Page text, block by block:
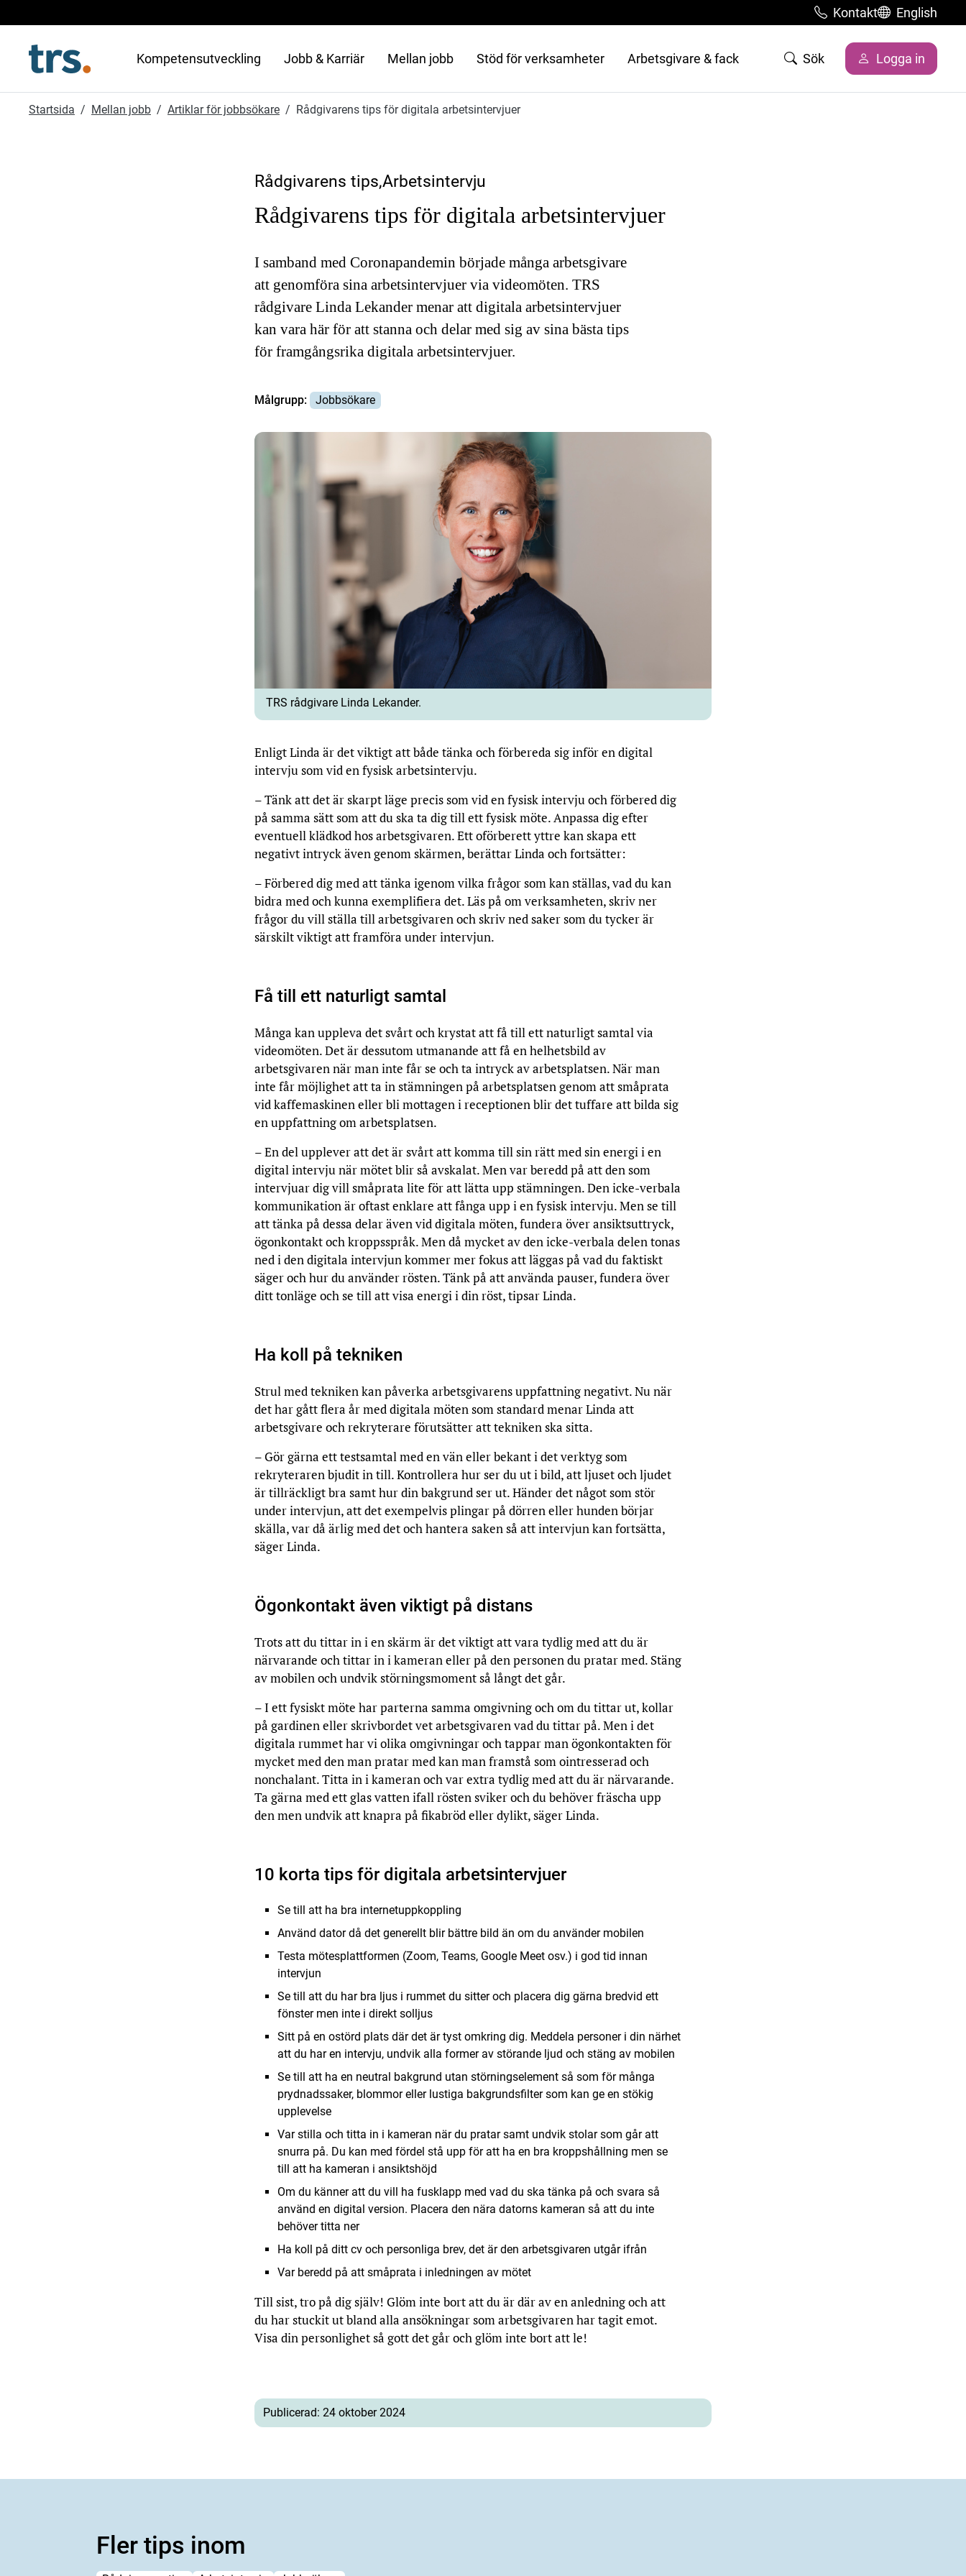
Kontakt English
Kompetensutveckling Jobb & Karriär Mellan jobb Stöd för verksamheter Arbetsgivare & fack Sök Logga in
Startsida Mellan jobb Artiklar för jobbsökare Rådgivarens tips för digitala arbetsintervjuer
Rådgivarens tips,Arbetsintervju
Rådgivarens tips för digitala arbetsintervjuer
I samband med Coronapandemin började många arbetsgivare
att genomföra sina arbetsintervjuer via videomöten. TRS
rådgivare Linda Lekander menar att digitala arbetsintervjuer
kan vara här för att stanna och delar med sig av sina bästa tips
för framgångsrika digitala arbetsintervjuer.
Målgrupp: Jobbsökare
TRS rådgivare Linda Lekander.
Enligt Linda är det viktigt att både tänka och förbereda sig inför en digital
intervju som vid en fysisk arbetsintervju.
– Tänk att det är skarpt läge precis som vid en fysisk intervju och förbered dig
på samma sätt som att du ska ta dig till ett fysisk möte. Anpassa dig efter
eventuell klädkod hos arbetsgivaren. Ett oförberett yttre kan skapa ett
negativt intryck även genom skärmen, berättar Linda och fortsätter:
– Förbered dig med att tänka igenom vilka frågor som kan ställas, vad du kan
bidra med och kunna exemplifiera det. Läs på om verksamheten, skriv ner
frågor du vill ställa till arbetsgivaren och skriv ned saker som du tycker är
särskilt viktigt att framföra under intervjun.
Få till ett naturligt samtal
Många kan uppleva det svårt och krystat att få till ett naturligt samtal via
videomöten. Det är dessutom utmanande att få en helhetsbild av
arbetsgivaren när man inte får se och ta intryck av arbetsplatsen. När man
inte får möjlighet att ta in stämningen på arbetsplatsen genom att småprata
vid kaffemaskinen eller bli mottagen i receptionen blir det tuffare att bilda sig
en uppfattning om arbetsplatsen.
– En del upplever att det är svårt att komma till sin rätt med sin energi i en
digital intervju när mötet blir så avskalat. Men var beredd på att den som
intervjuar dig vill småprata lite för att lätta upp stämningen. Den icke-verbala
kommunikation är oftast enklare att fånga upp i en fysisk intervju. Men se till
att tänka på dessa delar även vid digitala möten, fundera över ansiktsuttryck,
ögonkontakt och kroppsspråk. Men då mycket av den icke-verbala delen tonas
ned i den digitala intervjun kommer mer fokus att läggas på vad du faktiskt
säger och hur du använder rösten. Tänk på att använda pauser, fundera över
ditt tonläge och se till att visa energi i din röst, tipsar Linda.
Ha koll på tekniken
Strul med tekniken kan påverka arbetsgivarens uppfattning negativt. Nu när
det har gått flera år med digitala möten som standard menar Linda att
arbetsgivare och rekryterare förutsätter att tekniken ska sitta.
– Gör gärna ett testsamtal med en vän eller bekant i det verktyg som
rekryteraren bjudit in till. Kontrollera hur ser du ut i bild, att ljuset och ljudet
är tillräckligt bra samt hur din bakgrund ser ut. Händer det något som stör
under intervjun, att det exempelvis plingar på dörren eller hunden börjar
skälla, var då ärlig med det och hantera saken så att intervjun kan fortsätta,
säger Linda.
Ögonkontakt även viktigt på distans
Trots att du tittar in i en skärm är det viktigt att vara tydlig med att du är
närvarande och tittar in i kameran eller på den personen du pratar med. Stäng
av mobilen och undvik störningsmoment så långt det går.
– I ett fysiskt möte har parterna samma omgivning och om du tittar ut, kollar
på gardinen eller skrivbordet vet arbetsgivaren vad du tittar på. Men i det
digitala rummet har vi olika omgivningar och tappar man ögonkontakten för
mycket med den man pratar med kan man framstå som ointresserad och
nonchalant. Titta in i kameran och var extra tydlig med att du är närvarande.
Ta gärna med ett glas vatten ifall rösten sviker och du behöver fräscha upp
den men undvik att knapra på fikabröd eller dylikt, säger Linda.
10 korta tips för digitala arbetsintervjuer
Se till att ha bra internetuppkoppling
Använd dator då det generellt blir bättre bild än om du använder mobilen
Testa mötesplattformen (Zoom, Teams, Google Meet osv.) i god tid innan
intervjun
Se till att du har bra ljus i rummet du sitter och placera dig gärna bredvid ett
fönster men inte i direkt solljus
Sitt på en ostörd plats där det är tyst omkring dig. Meddela personer i din närhet
att du har en intervju, undvik alla former av störande ljud och stäng av mobilen
Se till att ha en neutral bakgrund utan störningselement så som för många
prydnadssaker, blommor eller lustiga bakgrundsfilter som kan ge en stökig
upplevelse
Var stilla och titta in i kameran när du pratar samt undvik stolar som går att
snurra på. Du kan med fördel stå upp för att ha en bra kroppshållning men se
till att ha kameran i ansiktshöjd
Om du känner att du vill ha fusklapp med vad du ska tänka på och svara så
använd en digital version. Placera den nära datorns kameran så att du inte
behöver titta ner
Ha koll på ditt cv och personliga brev, det är den arbetsgivaren utgår ifrån
Var beredd på att småprata i inledningen av mötet
Till sist, tro på dig själv! Glöm inte bort att du är där av en anledning och att
du har stuckit ut bland alla ansökningar som arbetsgivaren har tagit emot.
Visa din personlighet så gott det går och glöm inte bort att le!
Publicerad: 24 oktober 2024
Fler tips inom